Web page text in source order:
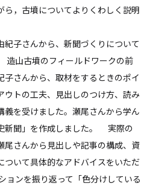
ら，古墳についてよりくわしく説明
紀子さんから、新聞づくりについて
山古墳のフィールドワークの前
子さんから、取材をするときのポイ
ウトの工夫、見出しのつけ方、読み
義を受けました。瀬尾さんから学ん
新聞」を作成しました。 実際の
尾さんから見出しや記事の構成、資
ついて具体的なアドバイスをいただ
ンを振り返って「色分けしている